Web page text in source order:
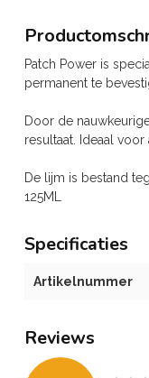
Patch Power is
permanent te
Door de
resultaat. Ideaal
De lijm is bestand
125ML
Specificaties
Artikelnummer
Reviews